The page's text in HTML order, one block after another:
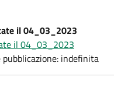
il 04_03_2023
il 04_03_2023
indefinita